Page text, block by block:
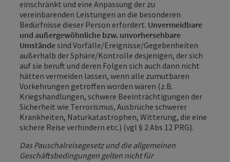
einschränkt und eine Anpassung der zu
vereinbarenden Leistungen an die besonderen
Bedürfnisse dieser Person erfordert. Unvermeidbare
und außergewöhnliche bzw. unvorhersehbare
Umständesind Vorfälle/Ereignisse/Gegebenheiten
außerhalb der Sphäre/Kontrolle desjenigen, der sich
auf sie beruft und deren Folgen sich auch dann nicht
hätten vermeiden lassen, wenn alle zumutbaren
Vorkehrungen getroffen worden wären (z.B.
Kriegshandlungen, schwere Beeinträchtigungen der
Sicherheit wie Terrorismus, Ausbrüche schwerer
Krankheiten, Naturkatastrophen, Witterung, die eine
sichere Reise verhindern etc.) (vgl § 2 Abs 12 PRG).
Das Pauschalreisegesetz und die allgemeinen
Geschäftsbedingungen gelten nicht für